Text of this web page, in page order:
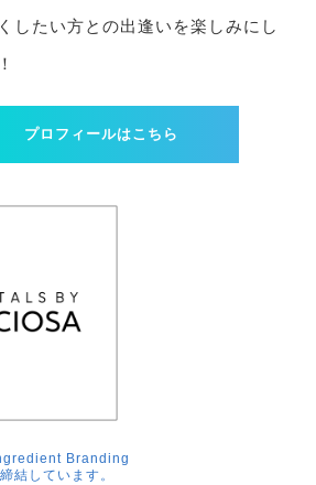
したい方との出逢いを楽しみにし
プロフィールはこちら
Branding
結しています。